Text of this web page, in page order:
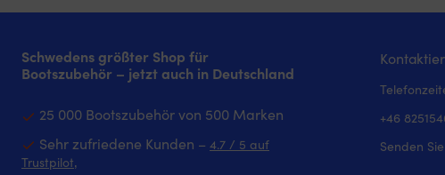
Schwedens größter Shop für
Bootszubehör – jetzt auch in Deutschland
25 000 Bootszubehör von 500 Marken
Sehr zufriedene Kunden – 4.7 / 5 auf
Trustpilot‚
+46
Senden